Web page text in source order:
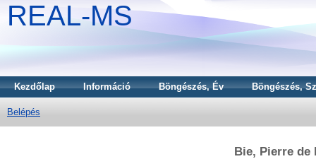
REAL-MS
Kezdőlap Információ Böngészés, Év Böngészés,
Belépés
Bie, Pierre de